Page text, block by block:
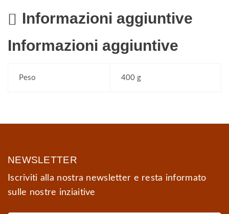
Informazioni aggiuntive
Informazioni aggiuntive
Peso 400 g
NEWSLETTER
Iscriviti alla nostra newsletter e resta informato
sulle nostre inziaitive